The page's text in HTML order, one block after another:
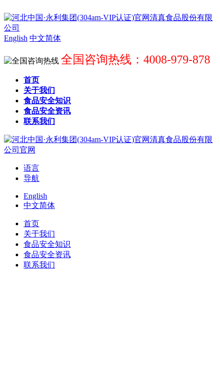
English 中文简体
全国咨询热线：4008-979-878
首页
关于我们
食品安全知识
食品安全资讯
联系我们
语言
导航
English
中文简体
首页
关于我们
食品安全知识
食品安全资讯
联系我们